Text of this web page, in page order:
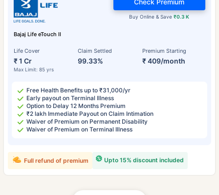
Bajaj Life eTouch II
Life Cover
₹ 1 Cr
Max Limit: 85 yrs
Claim Settled
99.33%
Premium Starting
₹ 409/month
Buy Online & Save₹0.3 K
Check Premium
Free Health Benefits up to ₹31,000/yr
Early payout on Terminal Illness
Option to Delay 12 Months Premium
₹2 lakh Immediate Payout on Claim Intimation
Waiver of Premium on Permanent Disability
Waiver of Premium on Terminal Illness
Upto 15% discount included
Full refund of premium